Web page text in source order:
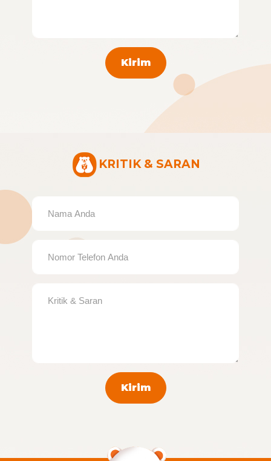
Kirim
KRITIK & SARAN
Kirim